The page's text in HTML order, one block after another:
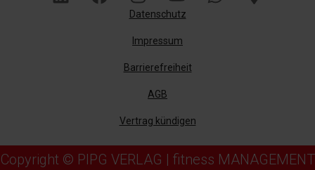
Datenschutz
Impressum
Barrierefreiheit
AGB
Vertrag kündigen
Copyright © PIPG VERLAG | fitness MANAGEMENT